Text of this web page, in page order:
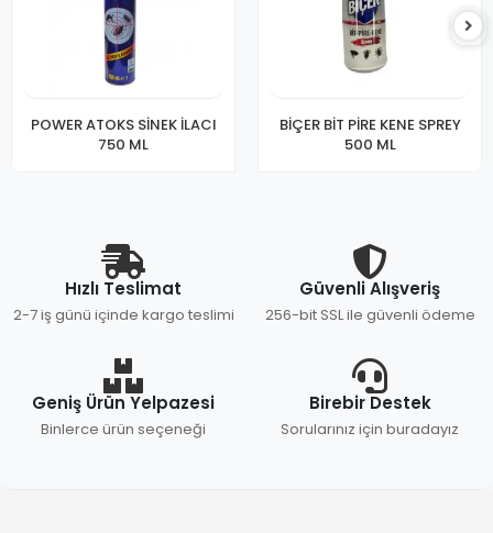
POWER ATOKS SİNEK İLACI
750 ML
BİÇER BİT PİRE KENE SPREY
500 ML
Hızlı Teslimat
2-7 iş günü içinde kargo teslimi
Güvenli Alışveriş
256-bit SSL ile güvenli ödeme
Geniş Ürün Yelpazesi
Binlerce ürün seçeneği
Birebir Destek
Sorularınız için buradayız